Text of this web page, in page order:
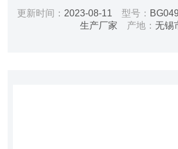
码锁，双锁配置 层板：3块一次成型
规格尺寸：
H1530*W486*D395mm 净重：65kg
（环氧树酯喷涂） 电源：AC220V/
更新时间： 2023-08-11 型号：
生产厂家 产地： 无锡